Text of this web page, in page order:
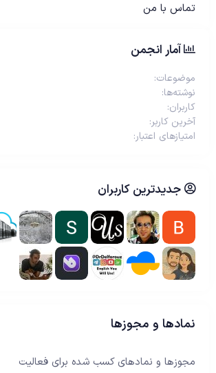
تماس با من
آمار انجمن
موضوعات
نوشته‌ها
کاربران
آخرین کاربر
امتیازهای اعتبار
جدیدترین کاربران
نمادها و مجوزها
مجوزها و نمادهای کسب شده برای فعالیت